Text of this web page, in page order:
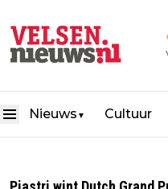
Nieuws ▼ Cultuur